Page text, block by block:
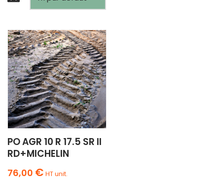
PO AGR 10 R 17.5 SR II
RD+MICHELIN
76,00 € HT unit.